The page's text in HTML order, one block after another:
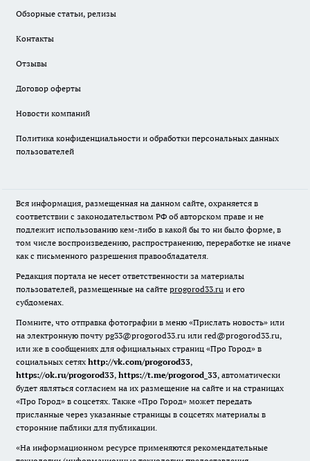
Обзорные статьи, релизы
Контакты
Отзывы
Договор оферты
Новости компаний
Политика конфиденциальности и обработки персональных данных
пользователей
Вся информация, размещенная на данном сайте, охраняется в
соответствии с законодательством РФ об авторском праве и не
подлежит использованию кем-либо в какой бы то ни было форме, в
том числе воспроизведению, распространению, переработке не иначе
как с письменного разрешения правообладателя.
Редакция портала не несет ответственности за материалы
пользователей, размещенные на сайте progorod33.ru и его
субдоменах.
Помните, что отправка фотографии в меню «Прислать новость» или
на электронную почту pg33@progorod33.ru или red@progorod33.ru,
или же в сообщениях для официальных страниц «Про Город» в
социальных сетях http://vk.com/progorod33,
https://ok.ru/progorod33, https://t.me/progorod_33, автоматически
будет являться согласием на их размещение на сайте и на страницах
«Про Город» в соцсетях. Также «Про Город» может передать
присланные через указанные страницы в соцсетях материалы в
сторонние паблики для публикации.
«На информационном ресурсе применяются рекомендательные